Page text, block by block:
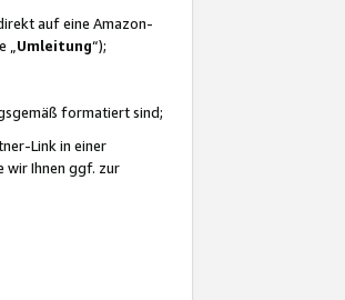
auf eine Amazon-
Umleitung“);
formatiert sind;
Link in einer
wir Ihnen ggf. zur